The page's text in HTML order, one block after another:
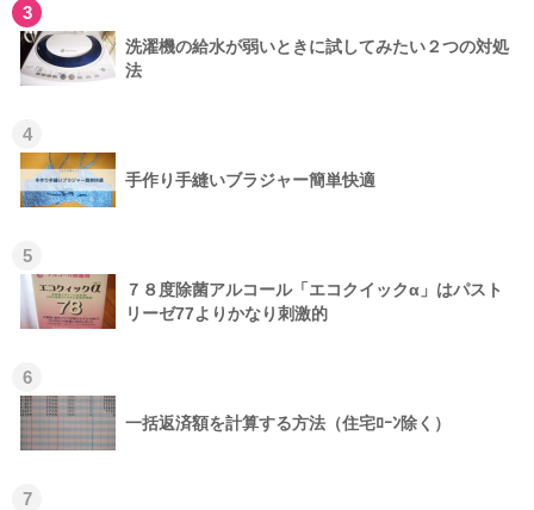
3
洗濯機の給水が弱いときに試してみたい２つの対処
法
4
手作り手縫いブラジャー簡単快適
5
７８度除菌アルコール「エコクイックα」はパスト
リーゼ77よりかなり刺激的
6
一括返済額を計算する方法（住宅ﾛｰﾝ除く）
7